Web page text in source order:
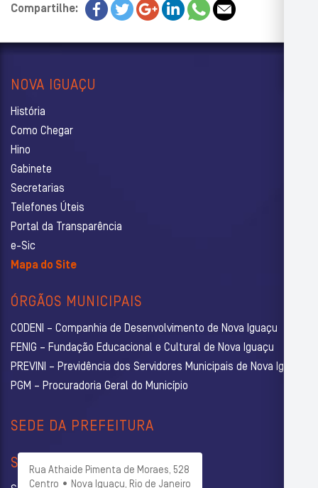
Compartilhe:
NOVA IGUAÇU
História
Como Chegar
Hino
Gabinete
Secretarias
Telefones Úteis
Portal da Transparência
e-Sic
Mapa do Site
ÓRGÃOS MUNICIPAIS
CODENI – Companhia de Desenvolvimento de Nova Iguaçu
FENIG – Fundação Educacional e Cultural de Nova Iguaçu
PREVINI – Previdência dos Servidores Municipais de Nova Iguaçu
PGM – Procuradoria Geral do Município
SEDE DA PREFEITURA
Rua Athaide Pimenta de Moraes, 528
Centro • Nova Iguaçu, Rio de Janeiro
SECRETARIAS